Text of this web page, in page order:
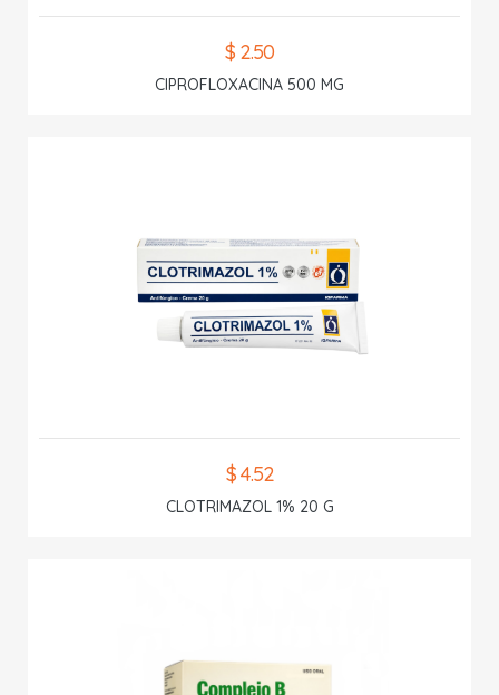
$ 2.50
CIPROFLOXACINA 500 MG
$ 4.52
CLOTRIMAZOL 1% 20 G